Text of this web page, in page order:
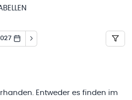
Entweder es finden im